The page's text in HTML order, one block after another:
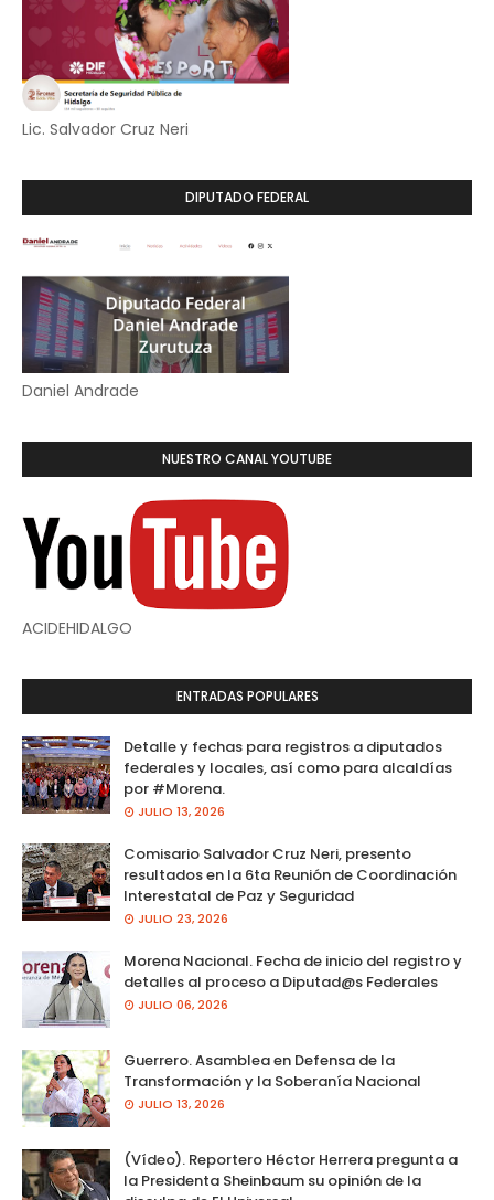
Lic. Salvador Cruz Neri
DIPUTADO FEDERAL
Daniel Andrade
NUESTRO CANAL YOUTUBE
ACIDEHIDALGO
ENTRADAS POPULARES
Detalle y fechas para registros a diputados
federales y locales, así como para alcaldías
por #Morena.
JULIO 13, 2026
Comisario Salvador Cruz Neri, presento
resultados en la 6ta Reunión de Coordinación
Interestatal de Paz y Seguridad
JULIO 23, 2026
Morena Nacional. Fecha de inicio del registro y
detalles al proceso a Diputad@s Federales
JULIO 06, 2026
Guerrero. Asamblea en Defensa de la
Transformación y la Soberanía Nacional
JULIO 13, 2026
(Vídeo). Reportero Héctor Herrera pregunta a
la Presidenta Sheinbaum su opinión de la